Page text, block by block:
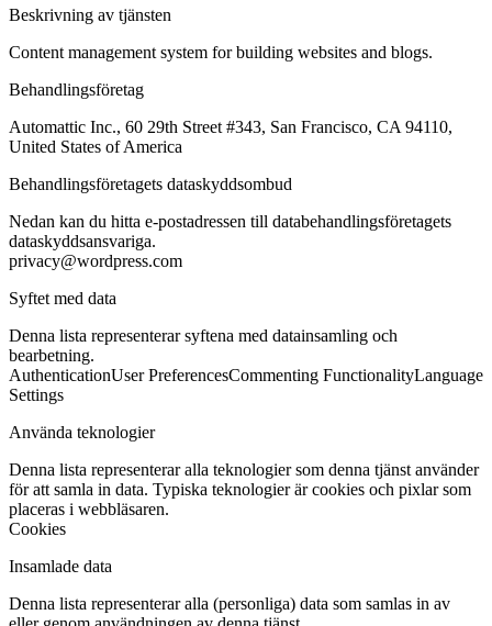
Beskrivning av tjänsten
Content management system for building websites and blogs.
Behandlingsföretag
Automattic Inc., 60 29th Street #343, San Francisco, CA 94110,
United States of America
Behandlingsföretagets dataskyddsombud
Nedan kan du hitta e-postadressen till databehandlingsföretagets
dataskyddsansvariga.
privacy@wordpress.com
Syftet med data
Denna lista representerar syftena med datainsamling och
bearbetning.
AuthenticationUser PreferencesCommenting FunctionalityLanguage
Settings
Använda teknologier
Denna lista representerar alla teknologier som denna tjänst använder
för att samla in data. Typiska teknologier är cookies och pixlar som
placeras i webbläsaren.
Cookies
Insamlade data
Denna lista representerar alla (personliga) data som samlas in av